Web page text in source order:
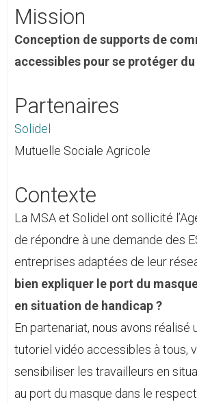
Mission
Conception de supports de
accessibles pour se protéger
Partenaires
Solidel
Mutuelle Sociale Agricole
Contexte
La MSA et Solidel ont sollicité
de répondre à une demande des
entreprises adaptées de leur
bien expliquer le port du
en situation de handicap ?
En partenariat, nous avons réalisé
tutoriel vidéo accessibles à tous,
sensibiliser les travailleurs en
au port du masque dans le